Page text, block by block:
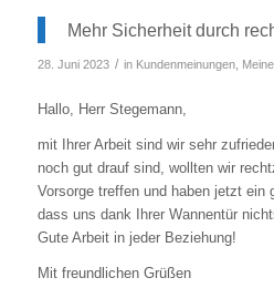
Mehr Sicherheit durch
28. Juni 2023 / in Kundenmeinungen,
Hallo, Herr Stegemann,
mit Ihrer Arbeit sind wir sehr
noch gut drauf sind, wollten wir
Vorsorge treffen und haben jetzt ein
dass uns dank Ihrer Wannentür
Gute Arbeit in jeder Beziehung!
Mit freundlichen Grüßen